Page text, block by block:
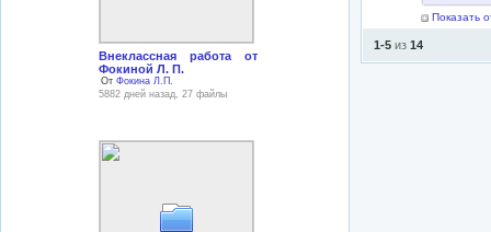
Внеклассная работа от
Фокиной Л. П.
От Фокина Л.П.
5882 дней назад, 27 файлы
Показать
1-5 из 14